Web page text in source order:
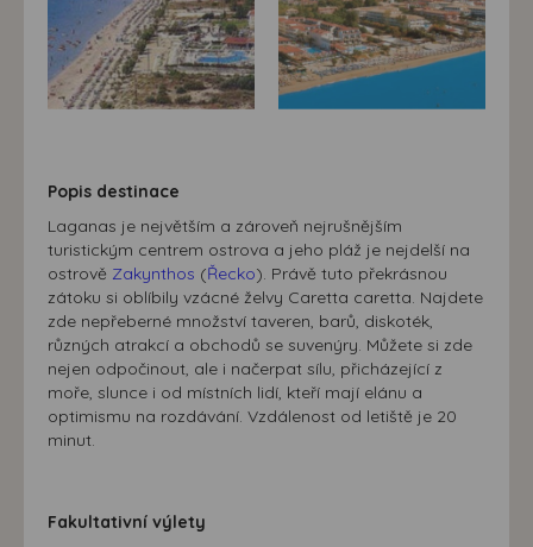
Popis destinace
Laganas je největším a zároveň nejrušnějším
turistickým centrem ostrova a jeho pláž je nejdelší na
ostrově Zakynthos (Řecko). Právě tuto překrásnou
zátoku si oblíbily vzácné želvy Caretta caretta. Najdete
zde nepřeberné množství taveren, barů, diskoték,
různých atrakcí a obchodů se suvenýry. Můžete si zde
nejen odpočinout, ale i načerpat sílu, přicházející z
moře, slunce i od místních lidí, kteří mají elánu a
optimismu na rozdávání. Vzdálenost od letiště je 20
minut.
Fakultativní výlety